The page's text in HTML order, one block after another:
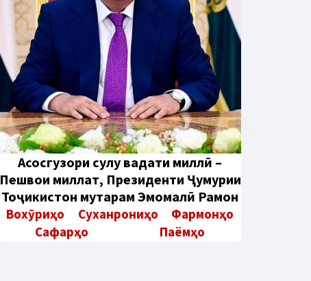
Aсосгузори сулҳу ваҳдати миллӣ –
Пешвои миллат, Президенти Ҷумҳурии
Тоҷикистон муҳтарам Эмомалӣ Раҳмон
Вохӯриҳо Суханрониҳо
Фармонҳо
Сафарҳо
Паёмҳо